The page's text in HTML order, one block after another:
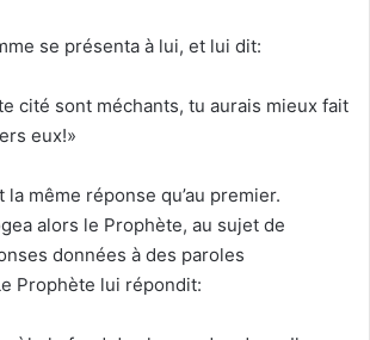
se présenta à lui, et lui dit:
cité sont méchants, tu aurais mieux fait
eux!»
même réponse qu’au premier.
alors le Prophète, au sujet de
données à des paroles
Prophète lui répondit: